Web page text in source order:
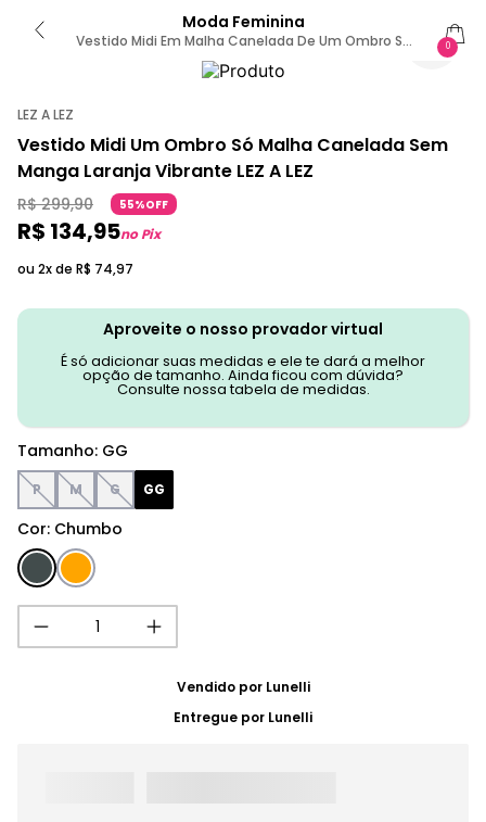
Moda Feminina
Vestido Midi Em Malha Canelada De Um Ombro Só
GG / Preto
0
LEZ A LEZ
Vestido Midi Um Ombro Só Malha Canelada Sem
Manga Laranja Vibrante LEZ A LEZ
R$ 299,90 55%OFF
R$ 134,95no Pix
ou 2x de R$ 74,97
Aproveite o nosso provador virtual
É só adicionar suas medidas e ele te dará a melhor
opção de tamanho. Ainda ficou com dúvida?
Consulte nossa tabela de medidas.
Cor: Chumbo
Tamanho: GG
P M G GG
Vendido por Lunelli
Entregue por Lunelli